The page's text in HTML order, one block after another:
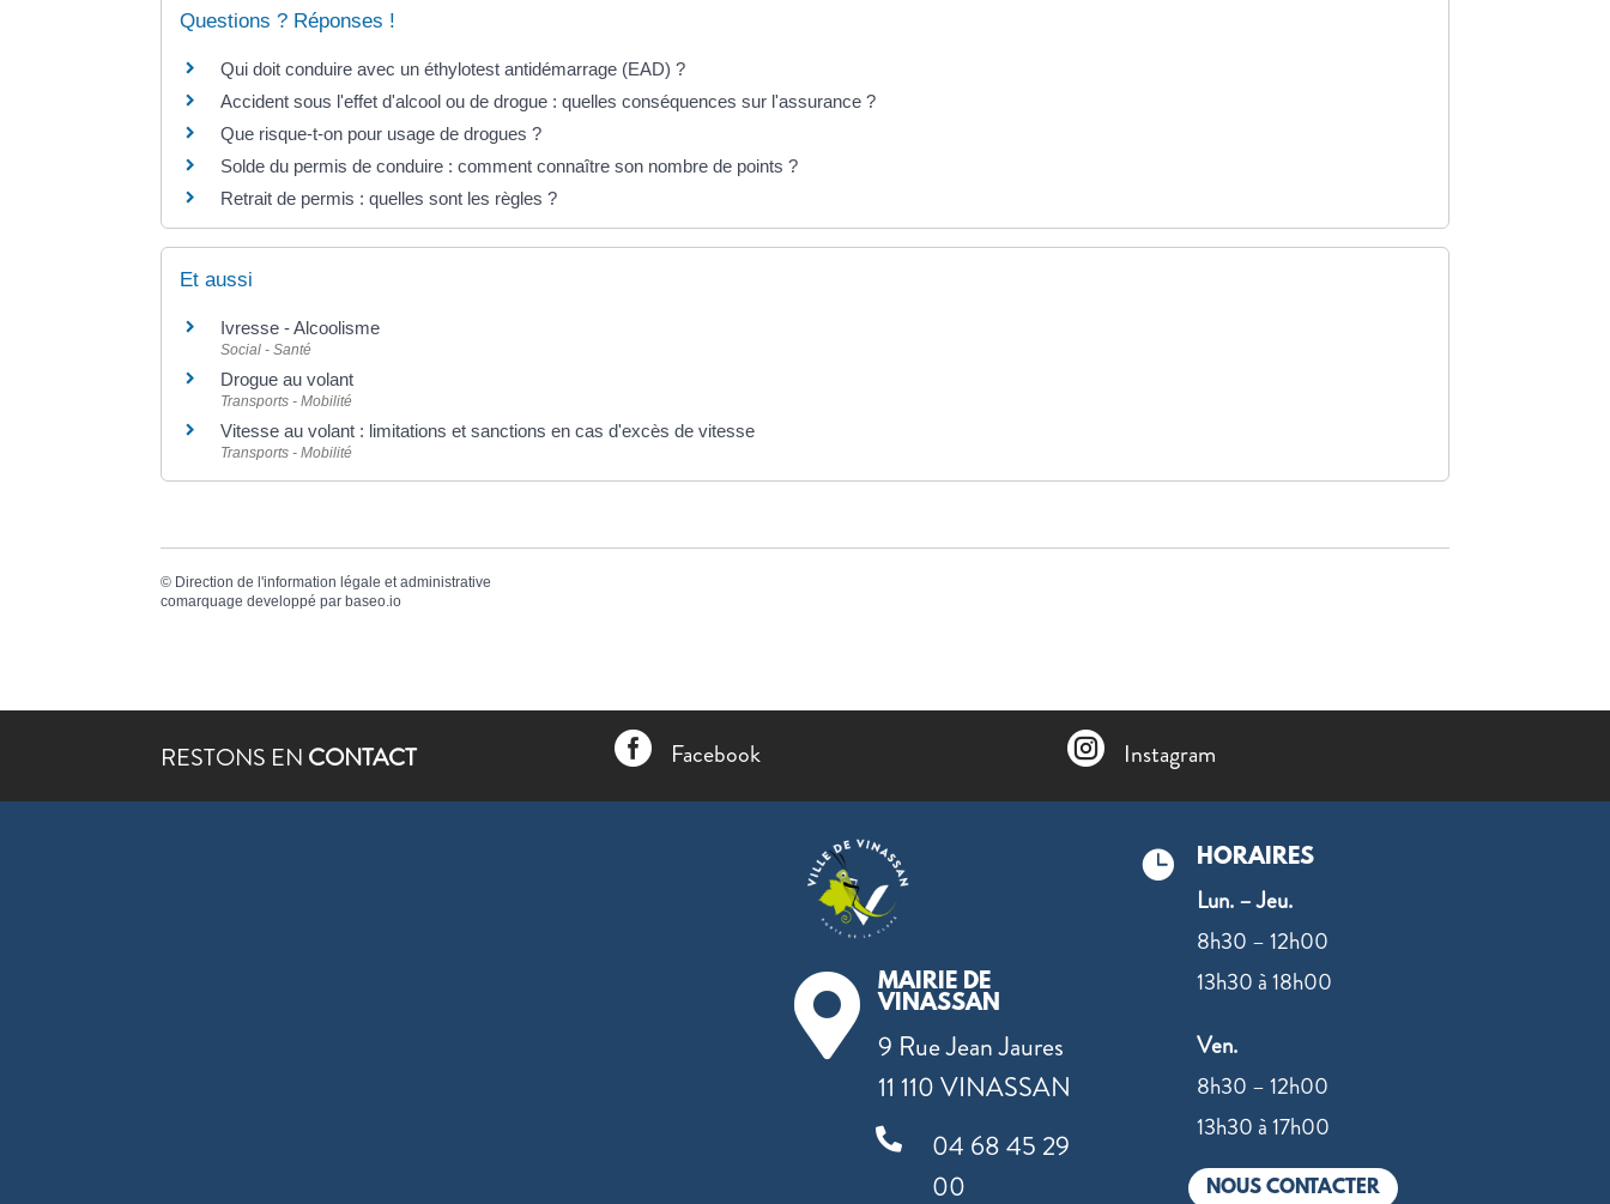
Questions ? Réponses !
Qui doit conduire avec un éthylotest antidémarrage (EAD) ?
Accident sous l'effet d'alcool ou de drogue : quelles conséquences sur l'assurance ?
Que risque-t-on pour usage de drogues ?
Solde du permis de conduire : comment connaître son nombre de points ?
Retrait de permis : quelles sont les règles ?
Et aussi
Ivresse - Alcoolisme
Social - Santé
Drogue au volant
Transports - Mobilité
Vitesse au volant : limitations et sanctions en cas d'excès de vitesse
Transports - Mobilité
© Direction de l'information légale et administrative
comarquage developpé parbaseo.io
RESTONS EN CONTACT  Facebook  Instagram

MAIRIE DE
VINASSAN
9 Rue Jean Jaures
11 110 VINASSAN

04 68 45 29
00
 HORAIRES
Lun. – Jeu.
8h30 – 12h00
13h30 à 18h00
Ven.
8h30 – 12h00
13h30 à 17h00
NOUS CONTACTER